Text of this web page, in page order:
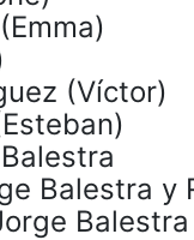
(Víctor)
Balestra y
Balestra